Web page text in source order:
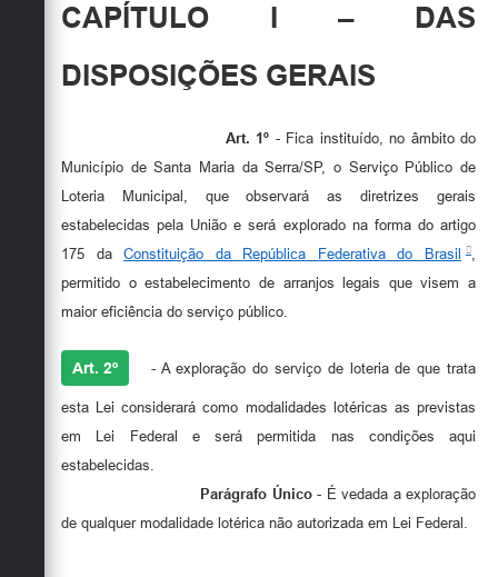
CAPÍTULO I – DAS
DISPOSIÇÕES GERAIS
Art. 1º - Fica instituído, no âmbito do
Município de Santa Maria da Serra/SP, o Serviço Público de
Loteria Municipal, que observará as diretrizes gerais
estabelecidas pela União e será explorado na forma do artigo
175 daConstituição da República Federativa do Brasil
permitido o estabelecimento de arranjos legais que visem a
maior eficiência do serviço público.
Art. 2º - A exploração do serviço de loteria de que trata
esta Lei considerará como modalidades lotéricas as previstas
em Lei Federal e será permitida nas condições aqui
estabelecidas.
Parágrafo Único- É vedada a exploração
de qualquer modalidade lotérica não autorizada em Lei Federal.